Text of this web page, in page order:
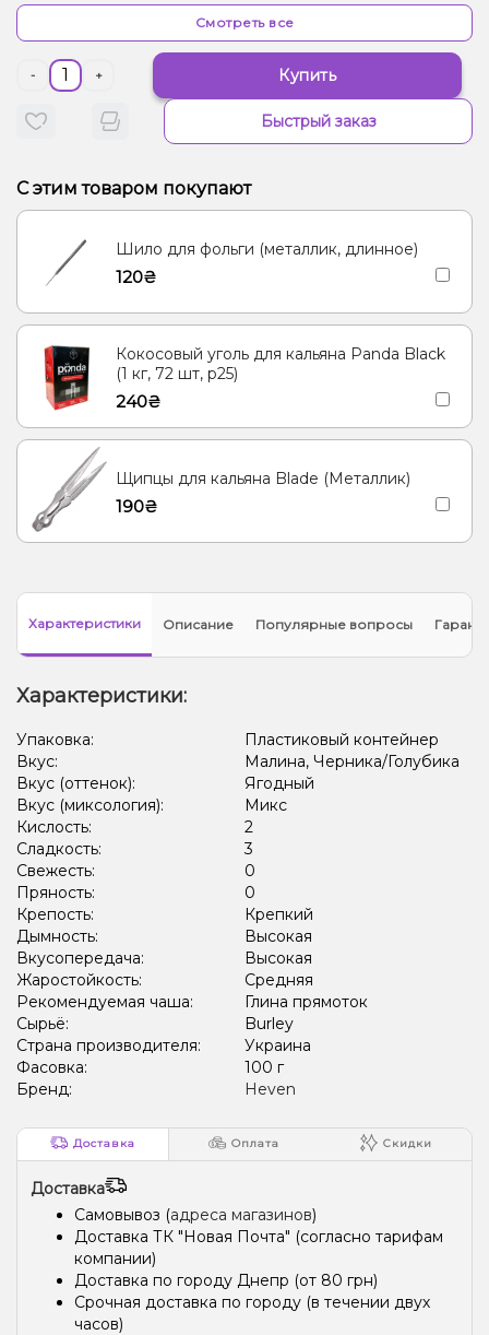
Клубника, Сливки/Крем, Пирог/Кондитерка Банан Виноград
Маракуйя
Елка Барбарис Жвачка (фруктовая)
Смотреть все
- + Купить
Быстрый заказ
С этим товаром покупают
Шило для фольги (металлик, длинное)
120₴
Кокосовый уголь для кальяна Panda Black
(1 кг, 72 шт, р25)
240₴
Щипцы для кальяна Blade (Металлик)
190₴
Характеристики Описание Популярные вопросы
Характеристики:
Упаковка:
Пластиковый контейнер
Вкус:
Малина, Черника/Голубика
Вкус (оттенок):
Ягодный
Вкус (миксология):
Микс
Кислость:
2
Сладкость:
3
Свежесть:
0
Пряность:
0
Крепость:
Крепкий
Дымность:
Высокая
Вкусопередача:
Высокая
Жаростойкость:
Средняя
Рекомендуемая чаша:
Глина прямоток
Сырьё:
Burley
Страна производителя:
Украина
Фасовка:
100 г
Бренд:
Heven
Доставка Оплата Скидки
Доставка
Самовывоз (адреса магазинов)
Доставка ТК "Новая Почта" (согласно тарифам
компании)
Доставка по городу Днепр (от 80 грн)
Срочная доставка по городу (в течении двух
часов)